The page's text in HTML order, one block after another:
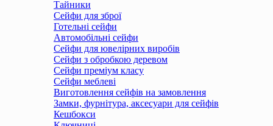
Тайники
Сейфи для зброї
Готельні сейфи
Автомобільні сейфи
Сейфи для ювелірних виробів
Сейфи з обробкою деревом
Сейфи преміум класу
Сейфи меблеві
Виготовлення сейфів на замовлення
Замки, фурнітура, аксесуари для сейфів
Кешбокси